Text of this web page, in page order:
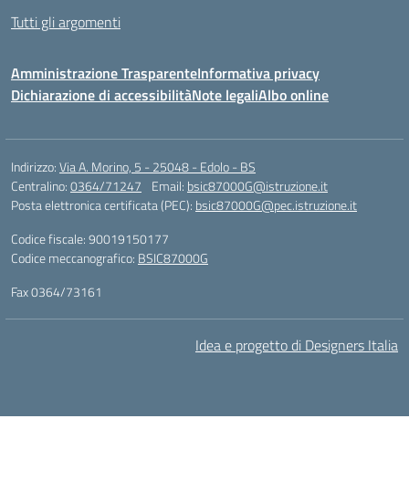
Tutti gli argomenti
Amministrazione TrasparenteInformativa privacy
Dichiarazione di accessibilitàNote legaliAlbo online
Indirizzo:Via A. Morino, 5 - 25048 - Edolo - BS
Centralino:0364/71247 Email: bsic87000G@istruzione.it
Posta elettronica certificata (PEC): bsic87000G@pec.istruzione.it
Codice fiscale: 90019150177
Codice meccanografico: BSIC87000G
Fax 0364/73161
Idea e progetto di Designers Italia